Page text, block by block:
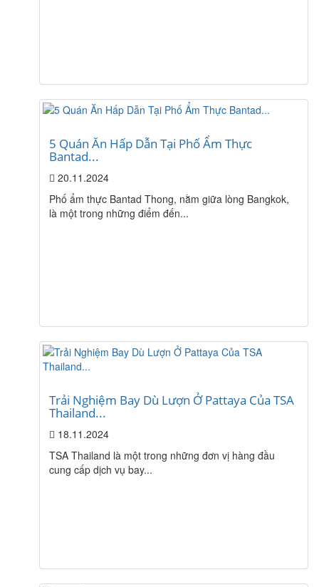
5 Quán Ăn Hấp Dẫn Tại Phố Ẩm Thực
Bantad...
20.11.2024
Phố ẩm thực Bantad Thong, nằm giữa lòng Bangkok,
là một trong những điểm đến...
Trải Nghiệm Bay Dù Lượn Ở Pattaya Của TSA
Thailand...
18.11.2024
TSA Thailand là một trong những đơn vị hàng đầu
cung cấp dịch vụ bay...